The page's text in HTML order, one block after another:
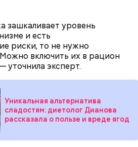
зашкаливает уровень
и есть
риски, то не нужно
Можно включить их в рацион
уточнила эксперт.
Уникальная альтернатива
сладостям: диетолог Дианова
рассказала о пользе и вреде ягод